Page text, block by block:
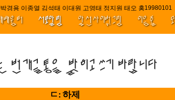
경용 이종열 김석태 이대원 고영태 정지원 태오 홍 최윤호
19980101
////
배움터 서로알림 앞선사이벗그림 이음줄
글통을 밝히고 쓰기 바랍니다
ㄷ: 하제